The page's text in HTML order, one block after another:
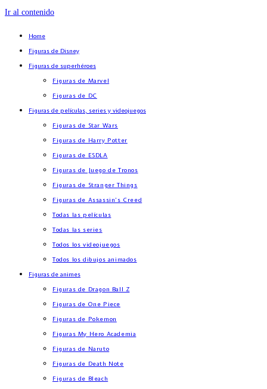
Ir al contenido
Home
Figuras de Disney
Figuras de superhéroes
Figuras de Marvel
Figuras de DC
Figuras de películas, series y videojuegos
Figuras de Star Wars
Figuras de Harry Potter
Figuras de ESDLA
Figuras de Juego de Tronos
Figuras de Stranger Things
Figuras de Assassin’s Creed
Todas las películas
Todas las series
Todos los videojuegos
Todos los dibujos animados
Figuras de animes
Figuras de Dragon Ball Z
Figuras de One Piece
Figuras de Pokemon
Figuras My Hero Academia
Figuras de Naruto
Figuras de Death Note
Figuras de Bleach